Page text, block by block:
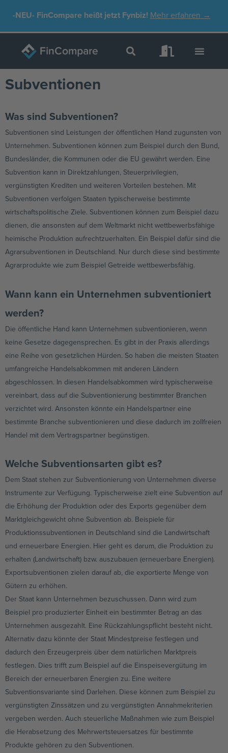
-NEU-FinCompare heißt jetzt Fynbiz! Mehr erfahren →
Subventionen
Was sind Subventionen?
Subventionen sind Leistungen der öffentlichen Hand zugunsten von
Unternehmen. Subventionen können zum Beispiel durch den Bund,
Bundesländer, die Kommunen oder die EU gewährt werden. Eine
Subvention kann in Direktzahlungen, Steuerprivilegien,
vergünstigten Krediten und weiteren Vorteilen bestehen. Mit
Subventionen verfolgen Staaten typischerweise bestimmte
wirtschaftspolitische Ziele. Subventionen können zum Beispiel dazu
dienen, die ansonsten auf dem Weltmarkt nicht wettbewerbsfähige
heimische Produktion aufrechtzuerhalten. Ein Beispiel dafür sind die
Agrarsubventionen in Deutschland. Nur durch diese sind bestimmte
Agrarprodukte wie zum Beispiel Getreide wettbewerbsfähig.
Wann kann ein Unternehmen subventioniert
werden?
Die öffentliche Hand kann Unternehmen subventionieren, wenn
keine Gesetze dagegensprechen. Es gibt in der Praxis allerdings
eine Reihe von gesetzlichen Hürden. So haben die meisten Staaten
umfangreiche Handelsabkommen mit anderen Ländern
abgeschlossen. In diesen Handelsabkommen wird typischerweise
vereinbart, dass auf die Subventionierung bestimmter Branchen
verzichtet wird. Ansonsten könnte ein Handelspartner eine
bestimmte Branche subventionieren und diese dadurch im zollfreien
Handel mit dem Vertragspartner begünstigen.
Welche Subventionsarten gibt es?
Dem Staat stehen zur Subventionierung von Unternehmen diverse
Instrumente zur Verfügung. Typischerweise zielt eine Subvention auf
die Erhöhung der Produktion oder des Exports gegenüber dem
Marktgleichgewicht ohne Subvention ab. Beispiele für
Produktionssubventionen in Deutschland sind die Landwirtschaft
und erneuerbare Energien. Hier geht es darum, die Produktion zu
erhalten (Landwirtschaft) bzw. auszubauen (erneuerbare Energien).
Exportsubventionen zielen darauf ab, die exportierte Menge von
Gütern zu erhöhen.
Der Staat kann Unternehmen bezuschussen. Dann wird zum
Beispiel pro produzierter Einheit ein bestimmter Betrag an das
Unternehmen ausgezahlt. Eine Rückzahlungspflicht besteht nicht.
Alternativ dazu könnte der Staat Mindestpreise festlegen und
dadurch den Erzeugerpreis über dem natürlichen Marktpreis
festlegen. Dies trifft zum Beispiel auf die Einspeisevergütung im
Bereich der erneuerbaren Energien zu. Eine weitere
Subventionsvariante sind Darlehen. Diese können zum Beispiel zu
vergünstigten Zinssätzen und zu vergünstigten Annahmekriterien
vergeben werden. Auch steuerliche Maßnahmen wie zum Beispiel
die Herabsetzung des Mehrwertsteuersatzes für bestimmte
Produkte gehören zu den Subventionen.